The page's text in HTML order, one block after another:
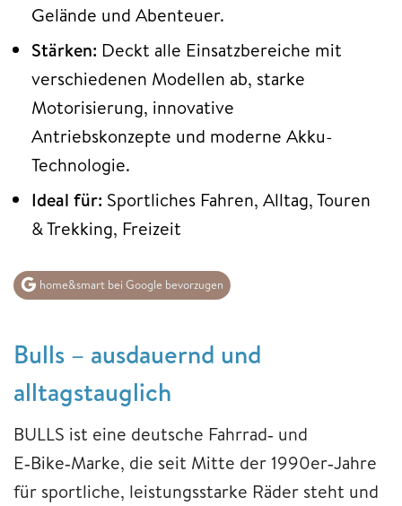
Gelände und Abenteuer.
Stärken: Deckt alle Einsatzbereiche mit
verschiedenen Modellen ab, starke
Motorisierung, innovative
Antriebskonzepte und moderne Akku-
Technologie.
Ideal für: Sportliches Fahren, Alltag, Touren
& Trekking, Freizeit
home&smart bei Google bevorzugen
Bulls – ausdauernd und
alltagstauglich
BULLS ist eine deutsche Fahrrad‑ und
E‑Bike‑Marke, die seit Mitte der 1990er‑Jahre
für sportliche, leistungsstarke Räder steht und